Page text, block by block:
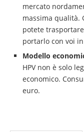
mercato
massima qualità.
potete
portarlo con voi
Modello
HPV non è solo
economico.
euro.